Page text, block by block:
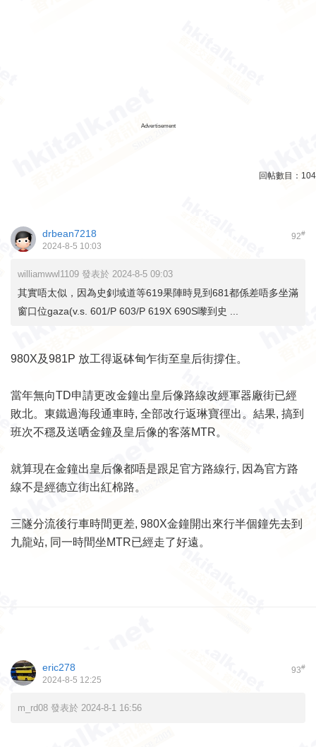
Advertisement
回帖數目： 104
92#
drbean7218
2024-8-5 10:03
williamwwl1109 發表於 2024-8-5 09:03
其實唔太似，因為史釗域道等619果陣時見到681都係差唔多坐滿
窗口位gaza(v.s. 601/P 603/P 619X 690S嚟到史 ...
980X及981P 放工得返砵甸乍街至皇后街撐住。
當年無向TD申請更改金鐘出皇后像路線改經軍器廠街已經
敗北。東鐵過海段通車時, 全部改行返琳寶徑出。結果, 搞到
班次不穩及送哂金鐘及皇后像的客落MTR。
就算現在金鐘出皇后像都唔是跟足官方路線行, 因為官方路
線不是經德立街出紅棉路。
三隧分流後行車時間更差, 980X金鐘開出來行半個鐘先去到
九龍站, 同一時間坐MTR已經走了好遠。
93#
eric278
2024-8-5 12:25
m_rd08 發表於 2024-8-1 16:56